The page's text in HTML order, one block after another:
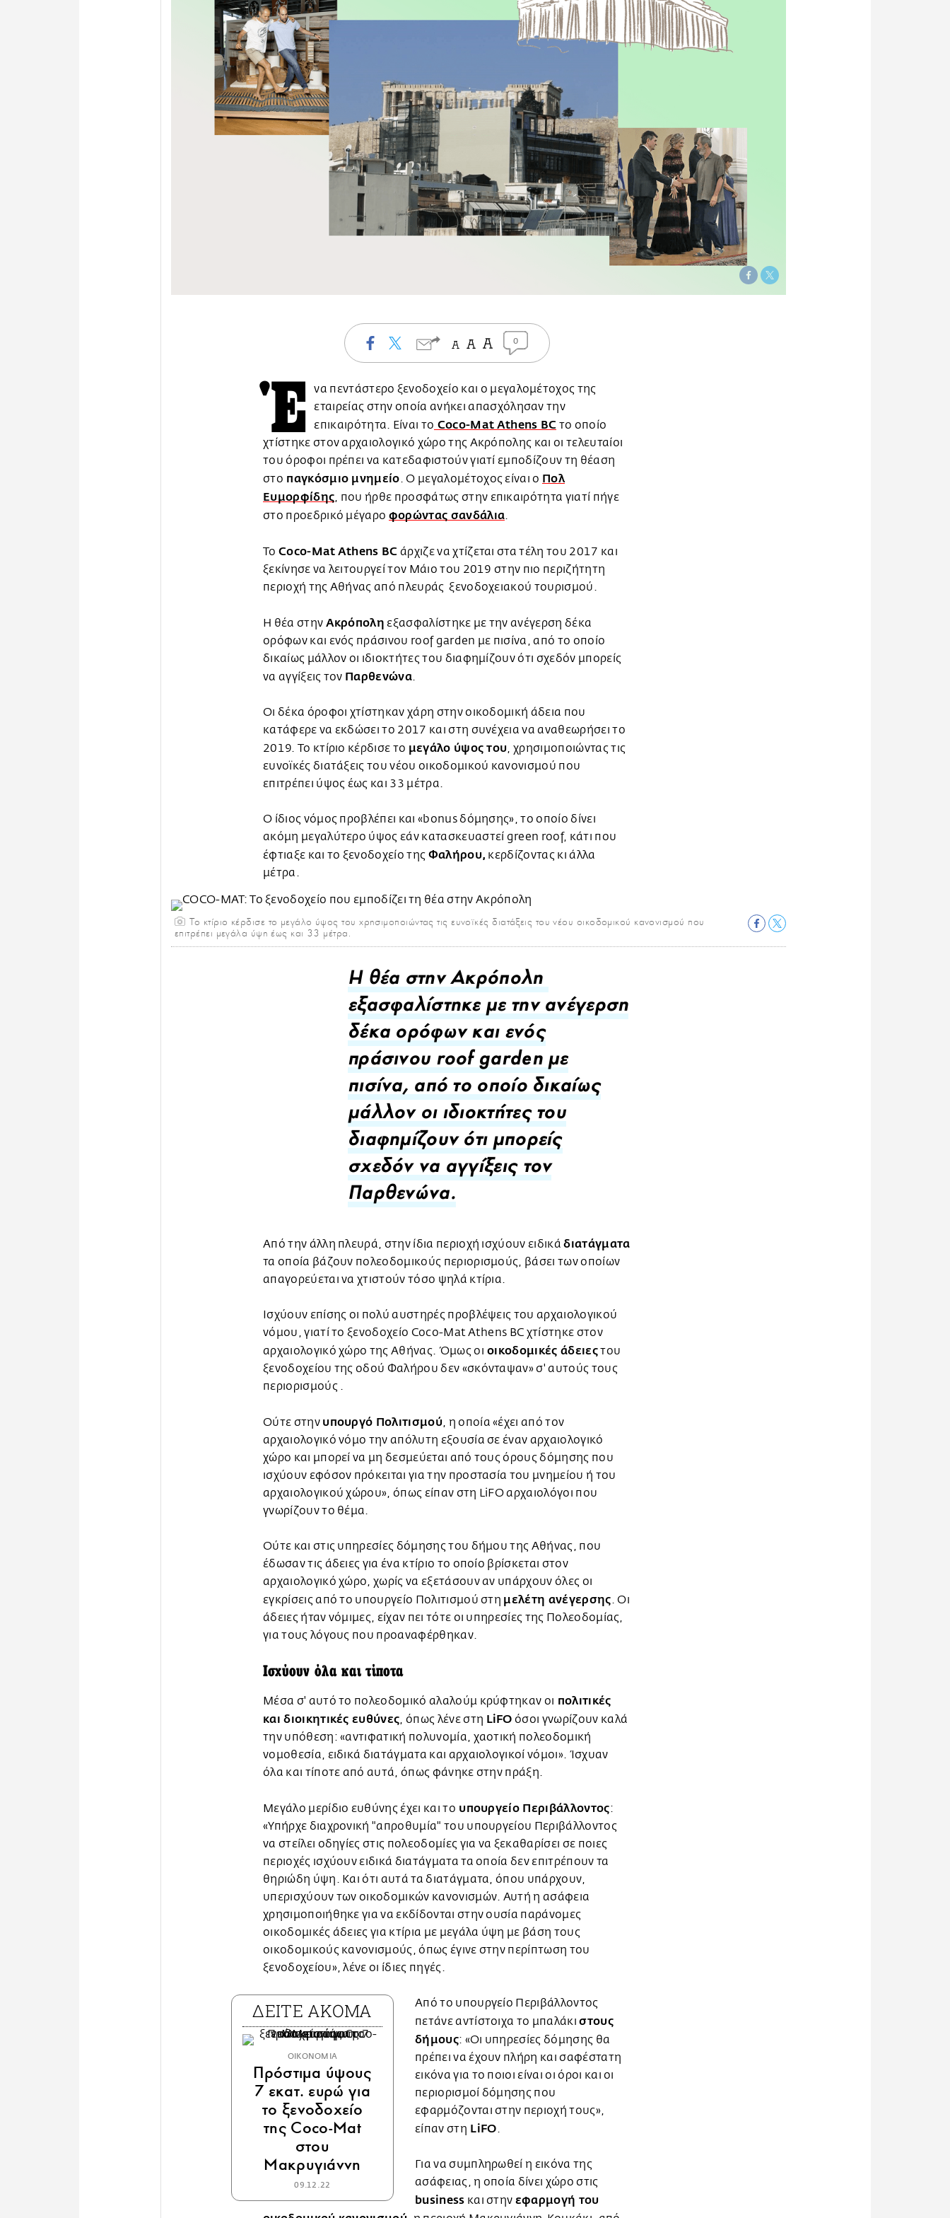
0
Έ
να πεντάστερο ξενοδοχείο και ο μεγαλομέτοχος της
εταιρείας στην οποία ανήκει απασχόλησαν την
επικαιρότητα. Είναι το Coco-Mat Athens BC το οποίο
χτίστηκε στον αρχαιολογικό χώρο της Ακρόπολης και οι τελευταίοι
του όροφοι πρέπει να κατεδαφιστούν γιατί εμποδίζουν τη θέαση
στο παγκόσμιο μνημείο. Ο μεγαλομέτοχος είναι ο Πολ
Ευμορφίδης, που ήρθε προσφάτως στην επικαιρότητα γιατί πήγε
στο προεδρικό μέγαρο φορώντας σανδάλια.
Το Coco-Mat Athens BC άρχιζε να χτίζεται στα τέλη του 2017 και
ξεκίνησε να λειτουργεί τον Μάιο του 2019 στην πιο περιζήτητη
περιοχή της Αθήνας από πλευράς ξενοδοχειακού τουρισμού.
Η θέα στην Ακρόπολη εξασφαλίστηκε με την ανέγερση δέκα
ορόφων και ενός πράσινου roof garden με πισίνα, από το οποίο
δικαίως μάλλον οι ιδιοκτήτες του διαφημίζουν ότι σχεδόν μπορείς
να αγγίξεις τον Παρθενώνα.
Οι δέκα όροφοι χτίστηκαν χάρη στην οικοδομική άδεια που
κατάφερε να εκδώσει το 2017 και στη συνέχεια να αναθεωρήσει το
2019. Το κτίριο κέρδισε το μεγάλο ύψος του, χρησιμοποιώντας τις
ευνοϊκές διατάξεις του νέου οικοδομικού κανονισμού που
επιτρέπει ύψος έως και 33 μέτρα.
Ο ίδιος νόμος προβλέπει και «bonus δόμησης», το οποίο δίνει
ακόμη μεγαλύτερο ύψος εάν κατασκευαστεί green roof, κάτι που
έφτιαξε και το ξενοδοχείο της Φαλήρου, κερδίζοντας κι άλλα
μέτρα.
Το κτίριο κέρδισε το μεγάλο ύψος του χρησιμοποιώντας τις ευνοϊκές διατάξεις του νέου οικοδομικού κανονισμού που
επιτρέπει μεγάλα ύψη έως και 33 μέτρα.
Η θέα στην Ακρόπολη
εξασφαλίστηκε με την ανέγερση
δέκα ορόφων και ενός
πράσινου roof garden με
πισίνα, από το οποίο δικαίως
μάλλον οι ιδιοκτήτες του
διαφημίζουν ότι μπορείς
σχεδόν να αγγίξεις τον
Παρθενώνα.
Από την άλλη πλευρά, στην ίδια περιοχή ισχύουν ειδικάδιατάγματα
τα οποία βάζουν πολεοδομικούς περιορισμούς, βάσει των οποίων
απαγορεύεται να χτιστούν τόσο ψηλά κτίρια.
Ισχύουν επίσης οι πολύ αυστηρές προβλέψεις του αρχαιολογικού
νόμου, γιατί το ξενοδοχείο Coco-Μat Athens BC χτίστηκε στον
αρχαιολογικό χώρο της Αθήνας. Όμως οι οικοδομικές άδειεςτου
ξενοδοχείου της οδού Φαλήρου δεν «σκόνταψαν» σ' αυτούς τους
περιορισμούς .
Ούτε στην υπουργό Πολιτισμού, η οποία «έχει από τον
αρχαιολογικό νόμο την απόλυτη εξουσία σε έναν αρχαιολογικό
χώρο και μπορεί να μη δεσμεύεται από τους όρους δόμησης που
ισχύουν εφόσον πρόκειται για την προστασία του μνημείου ή του
αρχαιολογικού χώρου», όπως είπαν στη LiFO αρχαιολόγοι που
γνωρίζουν το θέμα.
Ούτε και στις υπηρεσίες δόμησης του δήμου της Αθήνας, που
έδωσαν τις άδειες για ένα κτίριο το οποίο βρίσκεται στον
αρχαιολογικό χώρο, χωρίς να εξετάσουν αν υπάρχουν όλες οι
εγκρίσεις από το υπουργείο Πολιτισμού στη μελέτη ανέγερσης. Οι
άδειες ήταν νόμιμες, είχαν πει τότε οι υπηρεσίες της Πολεοδομίας,
για τους λόγους που προαναφέρθηκαν.
Ισχύουν όλα και τίποτα
Μέσα σ' αυτό το πολεοδομικό αλαλούμ κρύφτηκαν οι πολιτικές
και διοικητικές ευθύνες, όπως λένε στη LiFO όσοι γνωρίζουν καλά
την υπόθεση: «αντιφατική πολυνομία, χαοτική πολεοδομική
νομοθεσία, ειδικά διατάγματα και αρχαιολογικοί νόμοι». Ίσχυαν
όλα και τίποτε από αυτά, όπως φάνηκε στην πράξη.
Μεγάλο μερίδιο ευθύνης έχει και το υπουργείο Περιβάλλοντος:
«Υπήρχε διαχρονική "απροθυμία" του υπουργείου Περιβάλλοντος
να στείλει οδηγίες στις πολεοδομίες για να ξεκαθαρίσει σε ποιες
περιοχές ισχύουν ειδικά διατάγματα τα οποία δεν επιτρέπουν τα
θηριώδη ύψη. Και ότι αυτά τα διατάγματα, όπου υπάρχουν,
υπερισχύουν των οικοδομικών κανονισμών. Αυτή η ασάφεια
χρησιμοποιήθηκε για να εκδίδονται στην ουσία παράνομες
οικοδομικές άδειες για κτίρια με μεγάλα ύψη με βάση τους
οικοδομικούς κανονισμούς, όπως έγινε στην περίπτωση του
ξενοδοχείου», λένε οι ίδιες πηγές.
ΔΕΙΤΕ ΑΚΟΜΑ
ΟΙΚΟΝΟΜΙΑ
Πρόστιμα ύψους
7 εκατ. ευρώ για
το ξενοδοχείο
της Coco-Mat
στου
Μακρυγιάννη
09.12.22
Από το υπουργείο Περιβάλλοντος
πετάνε αντίστοιχα το μπαλάκιστους
δήμους: «Οι υπηρεσίες δόμησης θα
πρέπει να έχουν πλήρη και σαφέστατη
εικόνα για το ποιοι είναι οι όροι και οι
περιορισμοί δόμησης που
εφαρμόζονται στην περιοχή τους»,
είπαν στη LiFO.
Για να συμπληρωθεί η εικόνα της
ασάφειας, η οποία δίνει χώρο στις
business και στην εφαρμογή του